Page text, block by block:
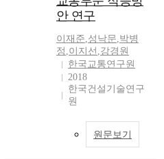
안 연구
이재준,성낙문,박병
정 ,이지선 ,강경원
한국교통연구원
2018
한국건설기술연구
원
원문보기